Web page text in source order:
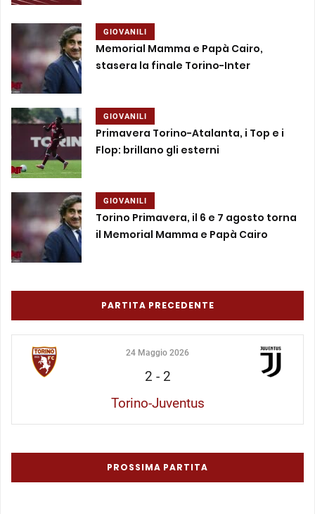
GIOVANILI
Memorial Mamma e Papà Cairo,
stasera la finale Torino-Inter
GIOVANILI
Primavera Torino-Atalanta, i Top e i
Flop: brillano gli esterni
GIOVANILI
Torino Primavera, il 6 e 7 agosto torna
il Memorial Mamma e Papà Cairo
PARTITA PRECEDENTE
24 Maggio 2026
2 - 2
Torino-Juventus
PROSSIMA PARTITA